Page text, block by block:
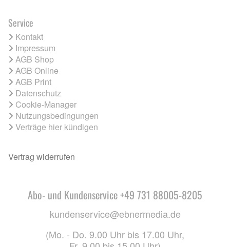
Service
Kontakt
Impressum
AGB Shop
AGB Online
AGB Print
Datenschutz
Cookie-Manager
Nutzungsbedingungen
Verträge hier kündigen
Vertrag widerrufen
Abo- und Kundenservice +49 731 88005-8205
kundenservice@ebnermedia.de
(Mo. - Do. 9.00 Uhr bis 17.00 Uhr,